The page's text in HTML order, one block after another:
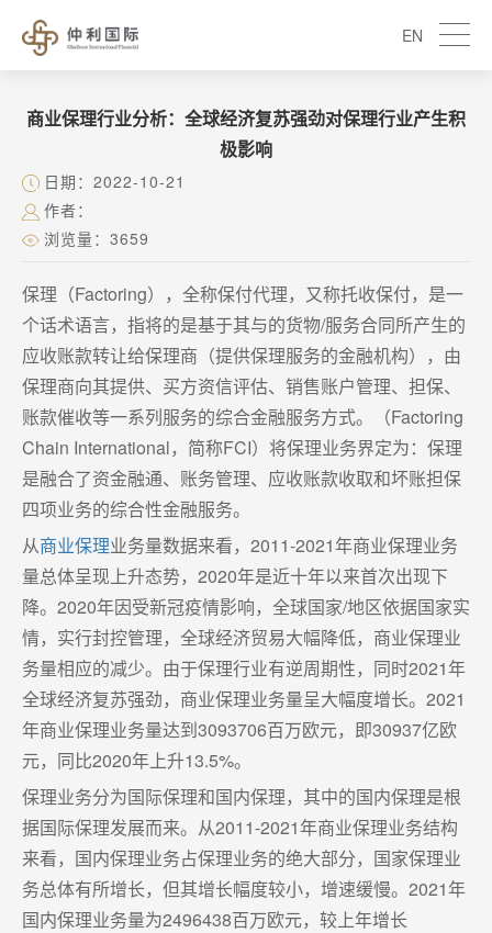
EN
商业保理行业分析：全球经济复苏强劲对保理行业产生积
极影响
日期：2022-10-21
作者：
浏览量：3659
保理（Factoring），全称保付代理，又称托收保付，是一
个话术语言，指将的是基于其与的货物/服务合同所产生的
应收账款转让给保理商（提供保理服务的金融机构），由
保理商向其提供、买方资信评估、销售账户管理、担保、
账款催收等一系列服务的综合金融服务方式。（Factoring
Chain International，简称FCI）将保理业务界定为：保理
是融合了资金融通、账务管理、应收账款收取和坏账担保
四项业务的综合性金融服务。
从商业保理业务量数据来看，2011-2021年商业保理业务
量总体呈现上升态势，2020年是近十年以来首次出现下
降。2020年因受新冠疫情影响，全球国家/地区依据国家实
情，实行封控管理，全球经济贸易大幅降低，商业保理业
务量相应的减少。由于保理行业有逆周期性，同时2021年
全球经济复苏强劲，商业保理业务量呈大幅度增长。2021
年商业保理业务量达到3093706百万欧元，即30937亿欧
元，同比2020年上升13.5%。
保理业务分为国际保理和国内保理，其中的国内保理是根
据国际保理发展而来。从2011-2021年商业保理业务结构
来看，国内保理业务占保理业务的绝大部分，国家保理业
务总体有所增长，但其增长幅度较小，增速缓慢。2021年
国内保理业务量为2496438百万欧元，较上年增长